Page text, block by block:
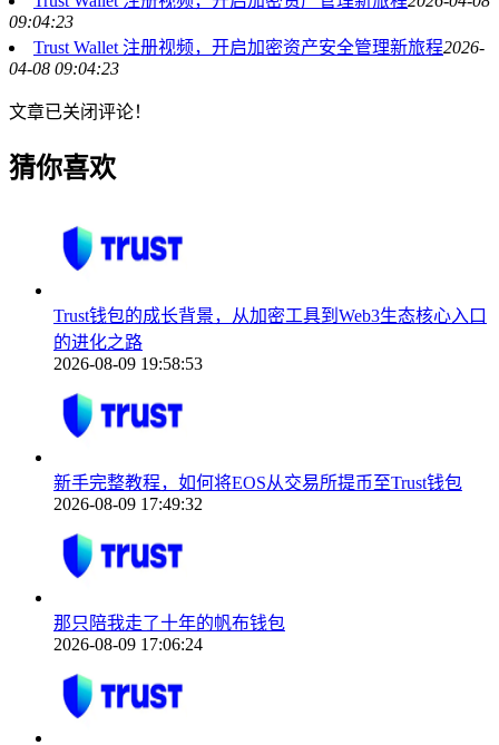
09:04:23
Trust Wallet 注册视频，开启加密资产安全管理新旅程2026-
04-08 09:04:23
文章已关闭评论！
猜你喜欢
Trust钱包的成长背景，从加密工具到Web3生态核心入口
的进化之路
2026-08-09 19:58:53
新手完整教程，如何将EOS从交易所提币至Trust钱包
2026-08-09 17:49:32
那只陪我走了十年的帆布钱包
2026-08-09 17:06:24